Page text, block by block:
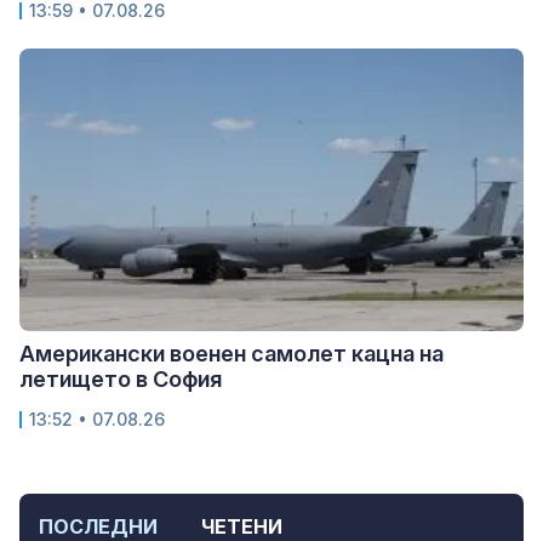
ПОСЛЕДНИ ЧЕТЕНИ
13:59 • 07.08.26
Американски военен самолет кацна на
летището в София
13:52 • 07.08.26